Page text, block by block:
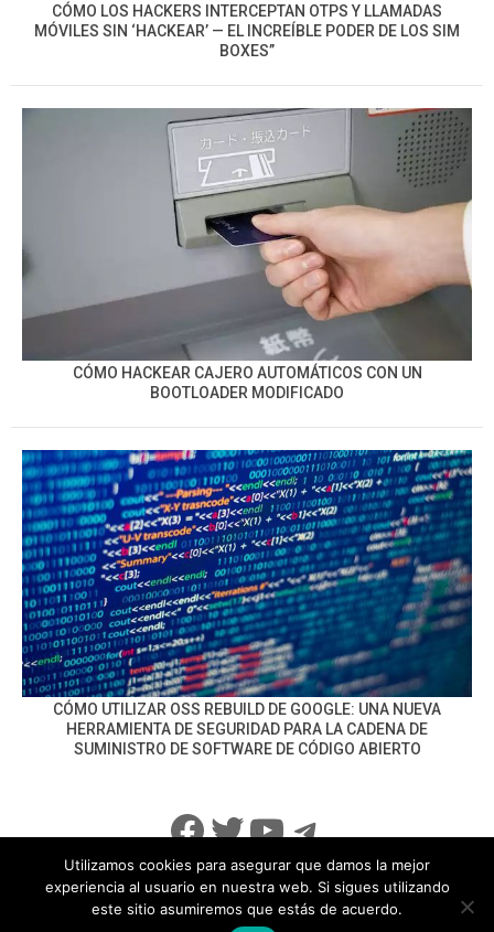
CÓMO LOS HACKERS INTERCEPTAN OTPS Y LLAMADAS
MÓVILES SIN ‘HACKEAR’ — EL INCREÍBLE PODER DE LOS SIM
BOXES”
CÓMO HACKEAR CAJERO AUTOMÁTICOS CON UN
BOOTLOADER MODIFICADO
CÓMO UTILIZAR OSS REBUILD DE GOOGLE: UNA NUEVA
HERRAMIENTA DE SEGURIDAD PARA LA CADENA DE
SUMINISTRO DE SOFTWARE DE CÓDIGO ABIERTO
Facebook
Twitter
YouTube
Telegram
info@noticiasseguridad.com Política de Privacidad
Utilizamos cookies para asegurar que damos la mejor
experiencia al usuario en nuestra web. Si sigues utilizando
este sitio asumiremos que estás de acuerdo.